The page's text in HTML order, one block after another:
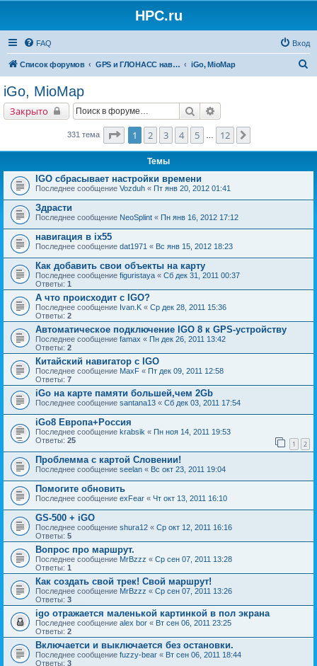
HPC.ru
FAQ Вход
Список форумов GPS и ГЛОНАСС навигация и оборудование для навигации iGo, MioMap
iGo, MioMap
Закрыто Поиск
331 тема Страница1 из
1 2 3 4 5 12
Темы
IGO сбрасывает настройки времени
Последнее сообщение Vozduh « Пт янв 20, 2012 01:41
Здрасти
Последнее сообщение NeoSplint « Пн янв 16, 2012 17:12
навигация в ix55
Последнее сообщение dat1971 « Вс янв 15, 2012 18:23
Как добавить свои объекты на карту
Последнее сообщение figuristaya « Сб дек 31, 2011 00:37
Ответы: 1
А что происходит с IGO?
Последнее сообщение Ivan.K « Ср дек 28, 2011 15:36
Ответы: 2
Автоматическое подключение IGO 8 к GPS-устройству
Последнее сообщение famax « Пн дек 26, 2011 13:42
Ответы: 2
Китайский навигатор с IGO
Последнее сообщение MaxF « Пт дек 09, 2011 12:58
Ответы: 7
iGo на карте памяти большей,чем 2Gb
Последнее сообщение santana13 « Сб дек 03, 2011 17:54
iGo8 Европа+Россия
Последнее сообщение krabsik « Пн ноя 14, 2011 19:53
Ответы: 25 1 2
Проблемма с картой Словении!
Последнее сообщение seelan « Вс окт 23, 2011 19:04
Помогите обновить
Последнее сообщение exFear « Чт окт 13, 2011 16:10
GS-500 + iGO
Последнее сообщение shura12 « Ср окт 12, 2011 16:16
Ответы: 5
Вопрос про маршрут.
Последнее сообщение MrBzzz « Ср сен 07, 2011 13:28
Ответы: 1
Как создать свой трек! Свой маршрут!
Последнее сообщение MrBzzz « Ср сен 07, 2011 13:26
Ответы: 3
igo отражается маленькой картинкой в пол экрана
Последнее сообщение alex bor « Вт сен 06, 2011 23:25
Ответы: 2
Включаетси и выключается без остановки.
Последнее сообщение fuzzy-bear « Вт сен 06, 2011 18:44
Ответы: 3